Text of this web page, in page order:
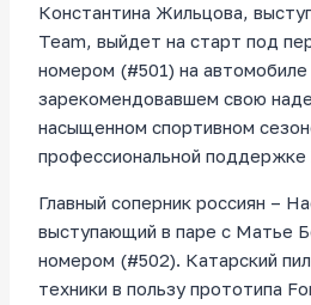
Константина Жильцова,
Team, выйдет на старт под
номером (#501) на
зарекомендовавшем свою
насыщенном спортивном
профессиональной поддержке
Главный соперник россиян –
выступающий в паре с Матье
номером (#502). Катарский
техники в пользу прототипа